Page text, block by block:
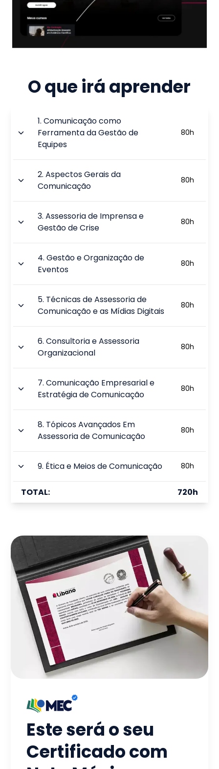
O que irá aprender
1.Comunicação como
Ferramenta da Gestão de
Equipes
80h
2.Aspectos Gerais da
Comunicação
80h
3.Assessoria de Imprensa e
Gestão de Crise
80h
4.Gestão e Organização de
Eventos
80h
5. Técnicas de Assessoria de
Comunicação e as Mídias Digitais
80h
6.Consultoria e Assessoria
Organizacional
80h
7.Comunicação Empresarial e
Estratégia de Comunicação
80h
8. Tópicos Avançados Em
Assessoria de Comunicação
80h
9. Ética e Meios de Comunicação 80h
TOTAL: 720h
Este será o seu
Certificado com